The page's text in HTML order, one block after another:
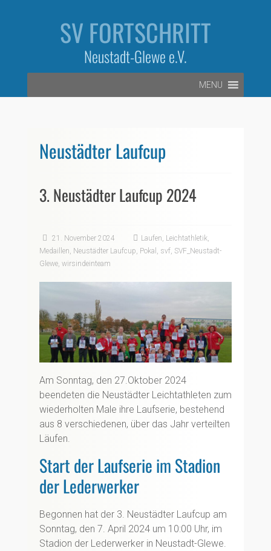
SV FORTSCHRITT
Neustadt-Glewe e.V.
MENU
Neustädter Laufcup
3. Neustädter Laufcup 2024
21. November 2024 Laufen, Leichtathletik,
Medaillen, Neustädter Laufcup, Pokal , svf, SVF_Neustadt-
Glewe, wirsindeinteam
Am Sonntag, den 27.Oktober 2024
beendeten die Neustädter Leichtathleten zum
wiederholten Male ihre Laufserie, bestehend
aus 8 verschiedenen, über das Jahr verteilten
Läufen.
Start der Laufserie im Stadion
der Lederwerker
Begonnen hat der 3. Neustädter Laufcup am
Sonntag, den 7. April 2024 um 10:00 Uhr, im
Stadion der Lederwerker in Neustadt-Glewe.